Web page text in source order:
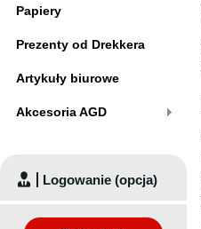
Papiery
Prezenty od Drekkera
Artykuły biurowe
Akcesoria AGD
Logowanie (opcja)